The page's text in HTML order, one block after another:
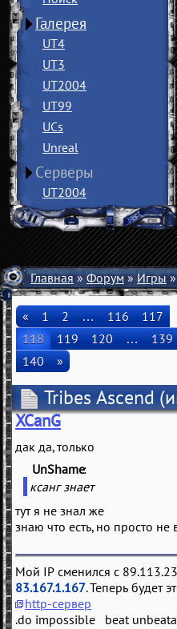
Галерея
UT4
UT3
UT2004
UT99
UCs
Unreal
Серверы
UT2004
Главная»Форум»Игры
« 1 2 … 116
117
118
119 120 …
139
140
»
Tribes Ascend
XCanG
дак да, только
UnShame
ксанг знает
тут я не знал же
знаю что есть, но просто не
Мой IP сменился с
83.167.1.167. Теперь будет
http-сервер
.do impossible beat